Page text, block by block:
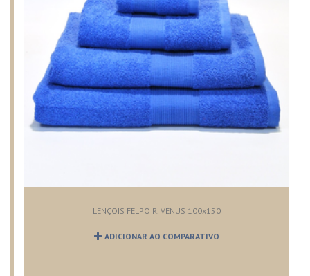
LENÇOIS FELPO R. VENUS 100x150
ADICIONAR AO COMPARATIVO